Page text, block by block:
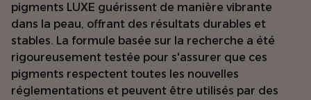
pigments LUXE guérissent de manière vibrante
dans la peau, offrant des résultats durables et
stables. La formule basée sur la recherche a été
rigoureusement testée pour s'assurer que ces
pigments respectent toutes les nouvelles
réglementations et peuvent être utilisés par des